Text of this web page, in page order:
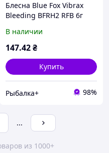
Блесна Blue Fox Vibrax
Bleeding BFRH2 RFB 6г
В наличии
147.42₴
Купить
Рыбалка+ 98%
...
из 1000+